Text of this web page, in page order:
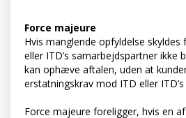
Force majeure
Hvis manglende opfyldelse
eller ITD’s samarbejdspartner ikke
kan ophæve aftalen, uden at
erstatningskrav mod ITD eller
Force majeure foreligger, hvis en